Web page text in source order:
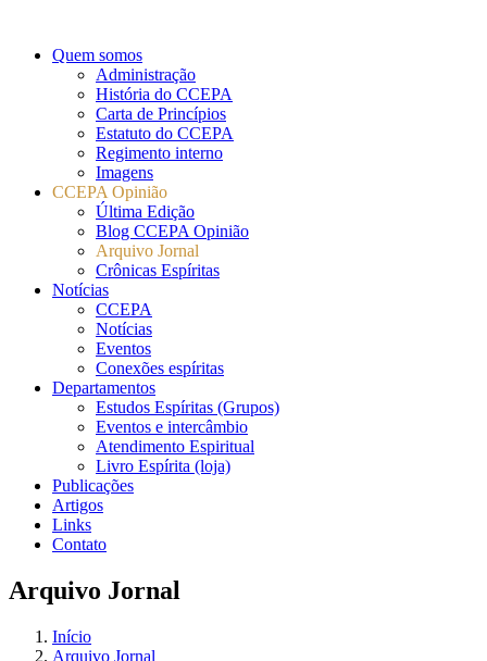
Quem somos
Administração
História do CCEPA
Carta de Princípios
Estatuto do CCEPA
Regimento interno
Imagens
CCEPA Opinião
Última Edição
Blog CCEPA Opinião
Arquivo Jornal
Crônicas Espíritas
Notícias
CCEPA
Notícias
Eventos
Conexões espíritas
Departamentos
Estudos Espíritas (Grupos)
Eventos e intercâmbio
Atendimento Espiritual
Livro Espírita (loja)
Publicações
Artigos
Links
Contato
Arquivo Jornal
Início
Arquivo Jornal